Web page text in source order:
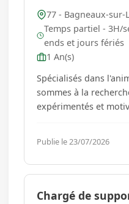
77 - Bagneaux-sur-
Temps partiel - 3H/
ends et jours fériés
1 An(s)
Spécialisés dans
sommes à la
expérimentés et
rôle : Encadrer et
(3-12ans), présents
nos Clients
Publie le 23/07/2026
Chargé de